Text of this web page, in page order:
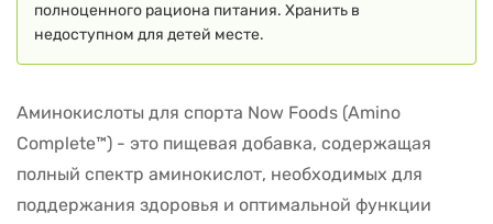
полноценного рациона питания. Хранить в
недоступном для детей месте.
Аминокислоты для спорта Now Foods (Amino
Complete™) - это пищевая добавка, содержащая
полный спектр аминокислот, необходимых для
поддержания здоровья и оптимальной функции